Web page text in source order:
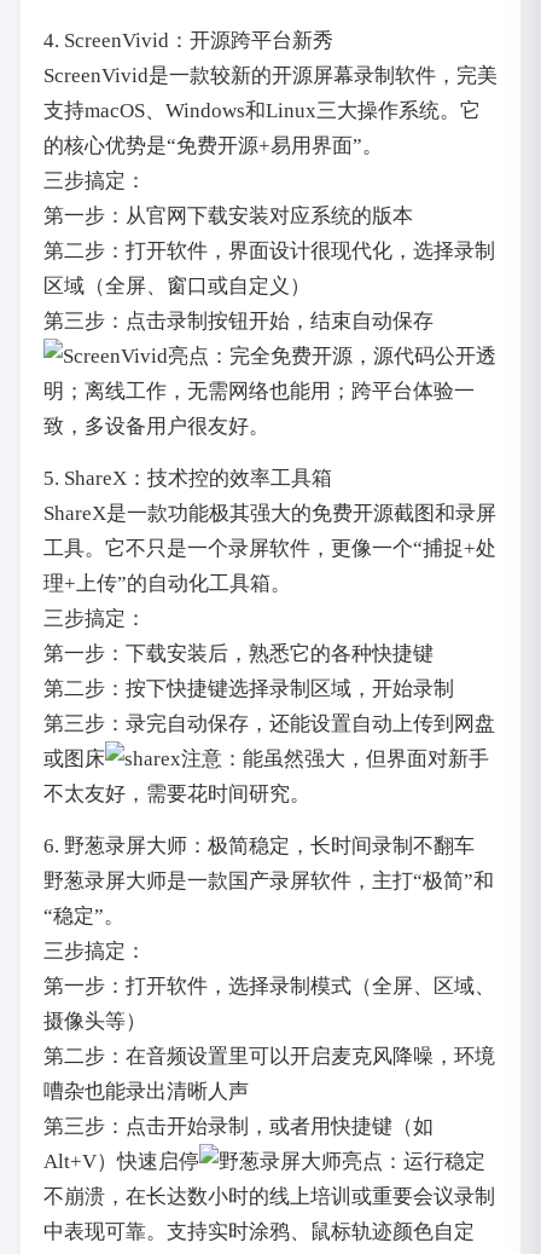
4. ScreenVivid：开源跨平台新秀
ScreenVivid是一款较新的开源屏幕录制软件，完美
支持macOS、Windows和Linux三大操作系统。它
的核心优势是“免费开源+易用界面”。
三步搞定：
第一步：从官网下载安装对应系统的版本
第二步：打开软件，界面设计很现代化，选择录制
区域（全屏、窗口或自定义）
第三步：点击录制按钮开始，结束自动保存
亮点：完全免费开源，源代码公开透
明；离线工作，无需网络也能用；跨平台体验一
致，多设备用户很友好。
5. ShareX：技术控的效率工具箱
ShareX是一款功能极其强大的免费开源截图和录屏
工具。它不只是一个录屏软件，更像一个“捕捉+处
理+上传”的自动化工具箱。
三步搞定：
第一步：下载安装后，熟悉它的各种快捷键
第二步：按下快捷键选择录制区域，开始录制
第三步：录完自动保存，还能设置自动上传到网盘
或图床
注意：能虽然强大，但界面对新手
不太友好，需要花时间研究。
6. 野葱录屏大师：极简稳定，长时间录制不翻车
野葱录屏大师是一款国产录屏软件，主打“极简”和
“稳定”。
三步搞定：
第一步：打开软件，选择录制模式（全屏、区域、
摄像头等）
第二步：在音频设置里可以开启麦克风降噪，环境
嘈杂也能录出清晰人声
第三步：点击开始录制，或者用快捷键（如
Alt+V）快速启停
亮点：运行稳定
不崩溃，在长达数小时的线上培训或重要会议录制
中表现可靠。支持实时涂鸦、鼠标轨迹颜色自定